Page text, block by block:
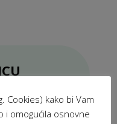
Cookies) kako bi Vam
i omogućila osnovne